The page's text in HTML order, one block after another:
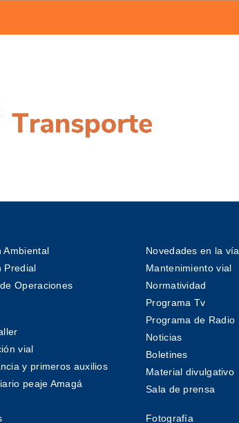
Ambiental
Predial
Operaciones
vial
y primeros auxilios
peaje Amagá
Novedades en la vía
Mantenimiento vial
Normatividad
Programa Tv
Programa de Radio
Noticias
Boletines
Material divulgativo
Sala de prensa
Fotografía